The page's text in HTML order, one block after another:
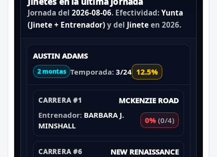
Jornada del 2026-08-06. Efectividad: Yunta
(Jinete + Entrenador) y del Jinete en 2026.
AUSTIN ADAMS
2 montas Temporada: 3/24 12.5%
CARRERA #1
MCKENZIE ROAD
Entrenador: BARBARA J.
MINSHALL
0% (0/4)
CARRERA #6
NEW RENAISSANCE